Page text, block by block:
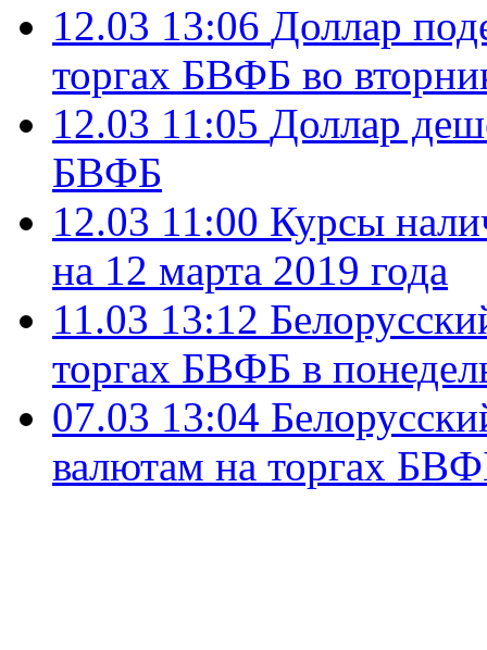
12.03 13:06 Доллар
торгах БВФБ во
12.03 11:05 Доллар
БВФБ
12.03 11:00 Курсы
на 12 марта 2019 года
11.03 13:12
торгах БВФБ в
07.03 13:04
валютам на торгах